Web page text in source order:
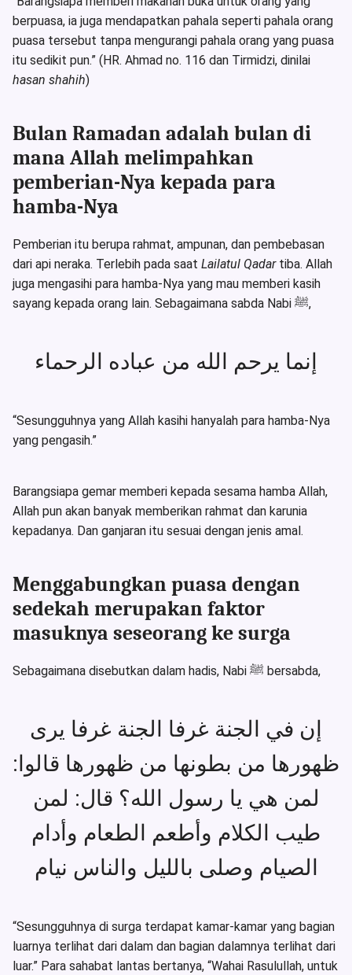
berpuasa, ia juga mendapatkan pahala seperti pahala orang
puasa tersebut tanpa mengurangi pahala orang yang puasa
itu sedikit pun.” (HR. Ahmad no. 116 dan Tirmidzi, dinilai
hasan shahih)
Bulan Ramadan adalah bulan di
mana Allah melimpahkan
pemberian-Nya kepada para
hamba-Nya
Pemberian itu berupa rahmat, ampunan, dan pembebasan
dari api neraka. Terlebih pada saat Lailatul Qadartiba. Allah
juga mengasihi para hamba-Nya yang mau memberi kasih
sayang kepada orang lain. Sebagaimana sabda Nabi ﷺ,
إنما يرحم الله من عباده الرحماء
“Sesungguhnya yang Allah kasihi hanyalah para hamba-Nya
yang pengasih.”
Barangsiapa gemar memberi kepada sesama hamba Allah,
Allah pun akan banyak memberikan rahmat dan karunia
kepadanya. Dan ganjaran itu sesuai dengan jenis amal.
Menggabungkan puasa dengan
sedekah merupakan faktor
masuknya seseorang ke surga
Sebagaimana disebutkan dalam hadis, Nabi ﷺ bersabda,
إن في الجنة غرفا الجنة غرفا يرى
ظهورها من بطونها من ظهورها قالوا:
لمن هي يا رسول الله؟ قال: لمن
طيب الكلام وأطعم الطعام وأدام
الصيام وصلى بالليل والناس نيام
“Sesungguhnya di surga terdapat kamar-kamar yang bagian
luarnya terlihat dari dalam dan bagian dalamnya terlihat dari
luar.” Para sahabat lantas bertanya, “Wahai Rasulullah, untuk